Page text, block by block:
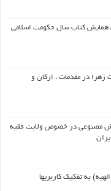
کتاب سال حکومت اسلامی
زهرا در مقدمات ، ارکان و
مصنوعی در خصوص ولایت فقیه